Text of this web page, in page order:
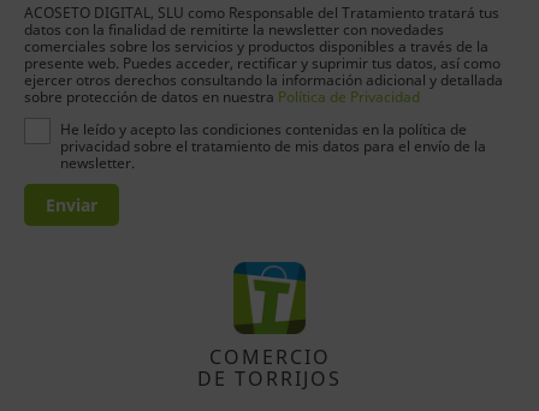
ACOSETO DIGITAL, SLU como Responsable del Tratamiento tratará tus
datos con la finalidad de remitirte la newsletter con novedades
comerciales sobre los servicios y productos disponibles a través de la
presente web. Puedes acceder, rectificar y suprimir tus datos, así como
ejercer otros derechos consultando la información adicional y detallada
sobre protección de datos en nuestra Política de Privacidad
He leído y acepto las condiciones contenidas en la política de
privacidad sobre el tratamiento de mis datos para el envío de la
newsletter.
Enviar
COMERCIO
DE TORRIJOS